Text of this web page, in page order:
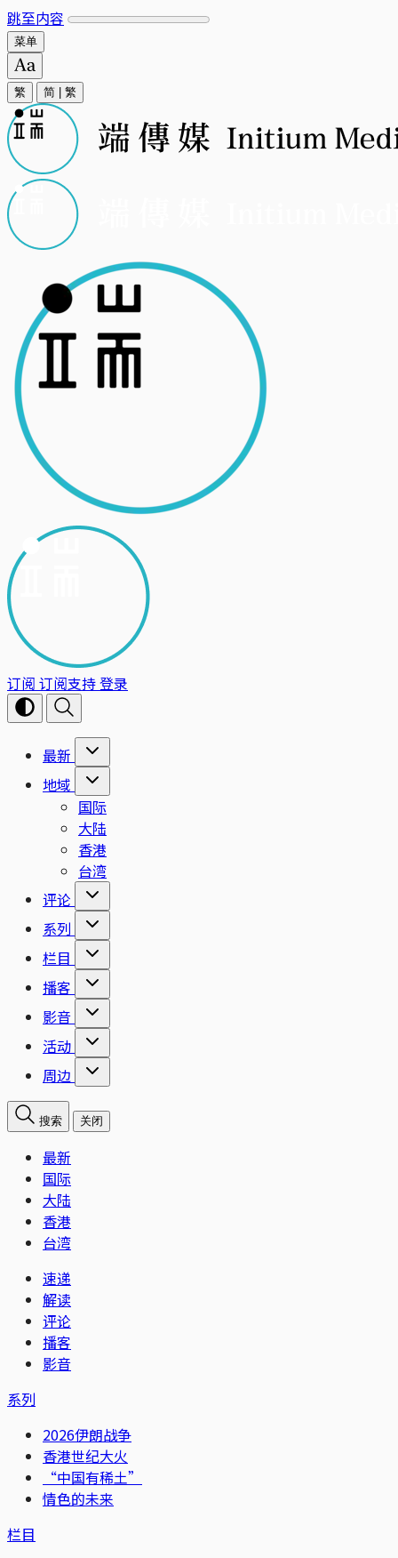
跳至内容
菜单
繁 简 繁
订阅 订阅支持登录
最新
地域
国际
大陆
香港
台湾
评论
系列
栏目
播客
影音
活动
周边
搜索 关闭
最新
国际
大陆
香港
台湾
速递
解读
评论
播客
影音
系列
2026伊朗战争
香港世纪大火
“中国有稀土”
情色的未来
栏目